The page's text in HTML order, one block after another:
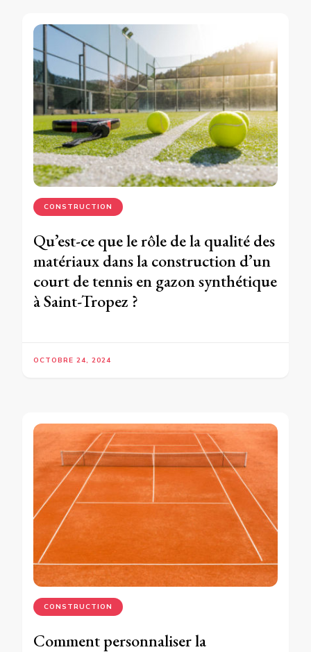
CONSTRUCTION
Qu’est-ce que le rôle de la qualité des
matériaux dans la construction d’un
court de tennis en gazon synthétique
à Saint-Tropez ?
OCTOBRE 24, 2024
CONSTRUCTION
Comment personnaliser la